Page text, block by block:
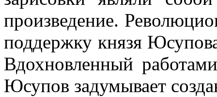
произведение.
поддержку князя
Вдохновленный
Юсупов задумывает